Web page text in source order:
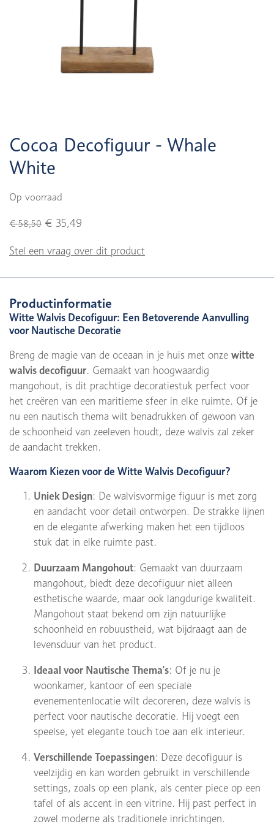
Cocoa Decofiguur - Whale
White
Op voorraad
€ 58,50 € 35,49
Stel een vraag over dit product
Productinformatie
Witte Walvis Decofiguur: Een Betoverende Aanvulling
voor Nautische Decoratie
Breng de magie van de oceaan in je huis met onze witte
walvis decofiguur. Gemaakt van hoogwaardig
mangohout, is dit prachtige decoratiestuk perfect voor
het creëren van een maritieme sfeer in elke ruimte. Of je
nu een nautisch thema wilt benadrukken of gewoon van
de schoonheid van zeeleven houdt, deze walvis zal zeker
de aandacht trekken.
Waarom Kiezen voor de Witte Walvis Decofiguur?
Uniek Design: De walvisvormige figuur is met zorg
en aandacht voor detail ontworpen. De strakke lijnen
en de elegante afwerking maken het een tijdloos
stuk dat in elke ruimte past.
Duurzaam Mangohout: Gemaakt van duurzaam
mangohout, biedt deze decofiguur niet alleen
esthetische waarde, maar ook langdurige kwaliteit.
Mangohout staat bekend om zijn natuurlijke
schoonheid en robuustheid, wat bijdraagt aan de
levensduur van het product.
Ideaal voor Nautische Thema's: Of je nu je
woonkamer, kantoor of een speciale
evenementenlocatie wilt decoreren, deze walvis is
perfect voor nautische decoratie. Hij voegt een
speelse, yet elegante touch toe aan elk interieur.
Verschillende Toepassingen: Deze decofiguur is
veelzijdig en kan worden gebruikt in verschillende
settings, zoals op een plank, als center piece op een
tafel of als accent in een vitrine. Hij past perfect in
zowel moderne als traditionele inrichtingen.